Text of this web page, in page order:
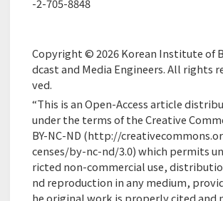
Copyright © 2026 Korean Institute of
dcast and Media Engineers. All rights
ved.
“This is an Open-Access article
under the terms of the Creative
BY-NC-ND (http://
censes/by-nc-nd/3.0) which permits
ricted non-commercial use,
nd reproduction in any medium,
he original work is properly cited and